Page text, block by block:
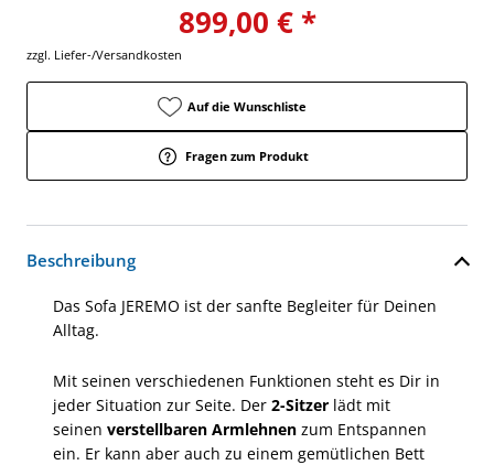
899,00 € *
zzgl. Liefer-/Versandkosten
Auf die Wunschliste
Fragen zum Produkt
Beschreibung
Das Sofa JEREMO ist der sanfte Begleiter für Deinen
Alltag.
Mit seinen verschiedenen Funktionen steht es Dir in
jeder Situation zur Seite. Der 2-Sitzer lädt mit
seinen verstellbaren Armlehnen zum Entspannen
ein. Er kann aber auch zu einem gemütlichen Bett